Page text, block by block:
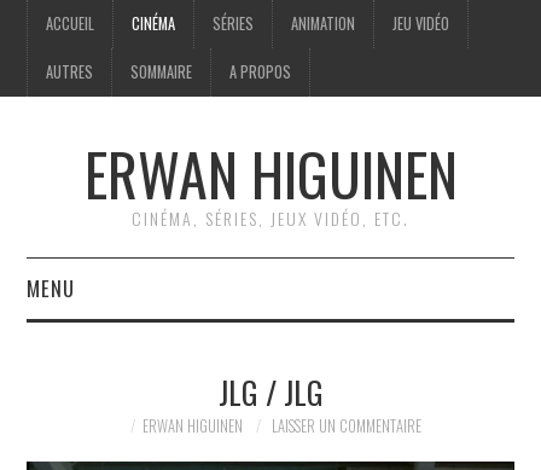
ACCUEIL CINÉMA SÉRIES ANIMATION JEU VIDÉO
AUTRES SOMMAIRE A PROPOS
ERWAN HIGUINEN
CINÉMA, SÉRIES, JEUX VIDÉO, ETC.
MENU
JLG / JLG
ERWAN HIGUINEN LAISSER UN COMMENTAIRE